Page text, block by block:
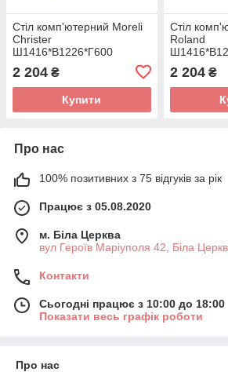
Стіл комп'ютерний Moreli
Christer
Ш1416*В1226*Г600
2 204 ₴
Купити
Стіл
Roland
2 204₴
Про нас
100% позитивних з 75 відгуків за рік
Працює з 05.08.2020
м. Біла Церква
вул Героїв Маріуполя 42, Біла
Контакти
Сьогодні працює з 10:00 до 18:00
Показати весь графік роботи
Про нас